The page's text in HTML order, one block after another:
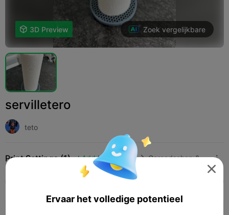
 3D Preview Zoek vergelijkbare
servilletero
teto
Print Settings (1) Add Huishouden  Gereedschap & reserveonderdelen 

Ervaar het volledige potentieel